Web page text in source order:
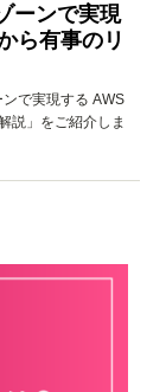
ーンで実現
ら有事のリ
で実現する AWS
説」をご紹介しま